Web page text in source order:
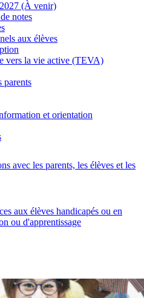
(À venir)
notes
aux élèves
vers la vie active (TEVA)
parents
et orientation
avec les parents, les élèves et les
aux élèves handicapés ou en
ou d'apprentissage